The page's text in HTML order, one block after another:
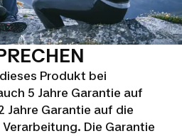
Produkt bei
5 Jahre Garantie auf
Jahre Garantie auf die
Die Garantie